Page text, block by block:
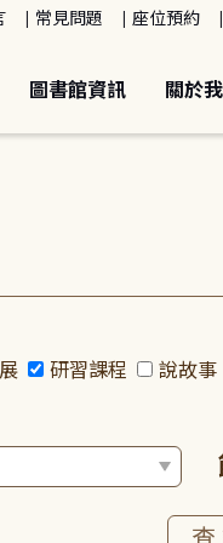
常見問題 座位預約
圖書館資訊 關於
研習課程 說故事